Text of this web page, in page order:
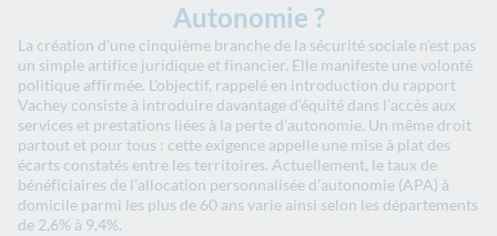
Autonomie ?
La création d’une cinquième branche de la sécurité sociale n’est pas
un simple artifice juridique et financier. Elle manifeste une volonté
politique affirmée. L’objectif, rappelé en introduction du rapport
Vachey consiste à introduire davantage d’équité dans l’accès aux
services et prestations liées à la perte d’autonomie. Un même droit
partout et pour tous : cette exigence appelle une mise à plat des
écarts constatés entre les territoires. Actuellement, le taux de
bénéficiaires de l’allocation personnalisée d’autonomie (APA) à
domicile parmi les plus de 60 ans varie ainsi selon les départements
de 2,6% à 9,4%.